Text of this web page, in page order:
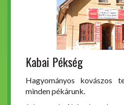
Kabai Pékség
Hagyományos kovászos
minden pékárunk.